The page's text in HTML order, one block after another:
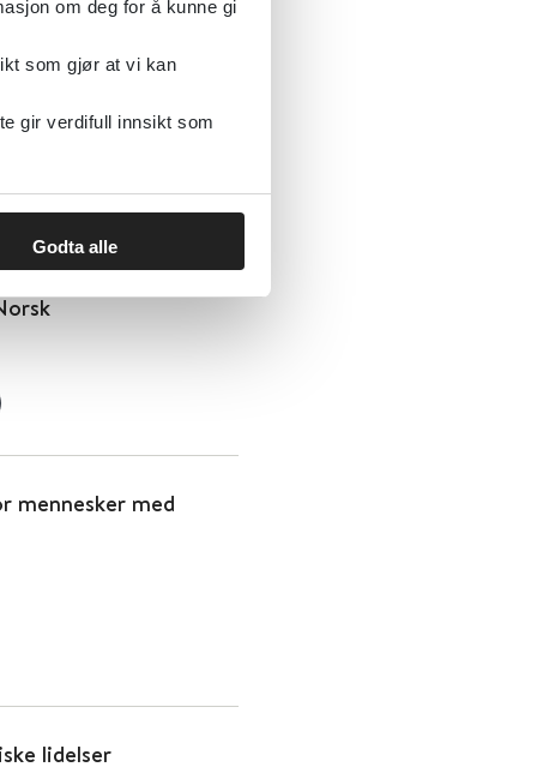
om deg for å kunne gi
som gjør at vi kan
gir verdifull innsikt som
Godta alle
som verktøy i
mennesker med
lidelser